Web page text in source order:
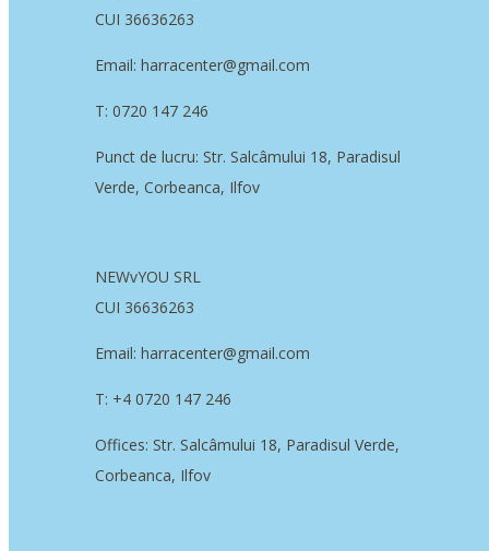
CUI 36636263
Email: harracenter@gmail.com
T: 0720 147 246
Punct de lucru: Str. Salcâmului 18, Paradisul
Verde, Corbeanca, Ilfov
NEWvYOU SRL
CUI 36636263
Email: harracenter@gmail.com
T: +4 0720 147 246
Offices: Str. Salcâmului 18, Paradisul Verde,
Corbeanca, Ilfov